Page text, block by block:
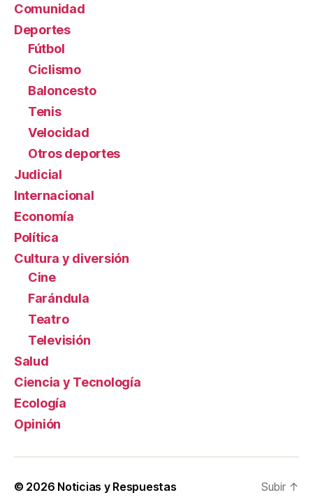
Comunidad
Deportes
Fútbol
Ciclismo
Baloncesto
Tenis
Velocidad
Otros deportes
Judicial
Internacional
Economía
Política
Cultura y diversión
Cine
Farándula
Teatro
Televisión
Salud
Ciencia y Tecnología
Ecología
Opinión
© 2026 Noticias y Respuestas Subir ↑